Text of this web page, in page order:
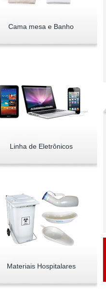
Cama mesa e Banho
Linha de Eletrônicos
Materiais Hospitalares